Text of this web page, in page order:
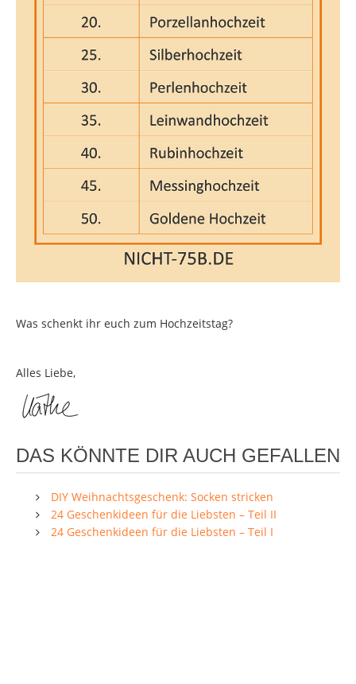
Was schenkt ihr euch zum Hochzeitstag?
Alles Liebe,
DAS KÖNNTE DIR AUCH GEFALLEN
DIY Weihnachtsgeschenk: Socken stricken
24 Geschenkideen für die Liebsten – Teil II
24 Geschenkideen für die Liebsten – Teil I